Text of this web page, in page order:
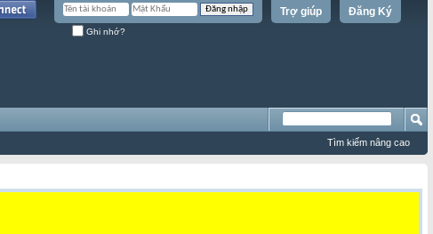
Đăng Ký
Trợ giúp
Ghi nhớ?
Tìm kiếm nâng cao